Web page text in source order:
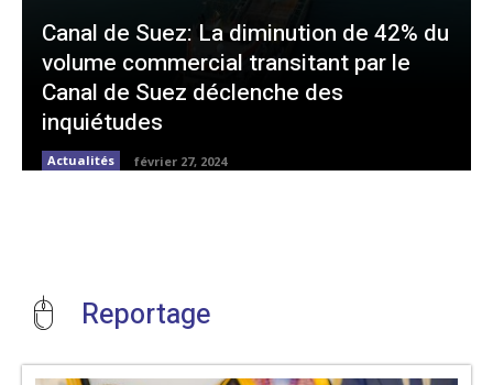
Canal de Suez: La diminution de 42% du
volume commercial transitant par le
Canal de Suez déclenche des
inquiétudes
Actualités février 27, 2024
Reportage